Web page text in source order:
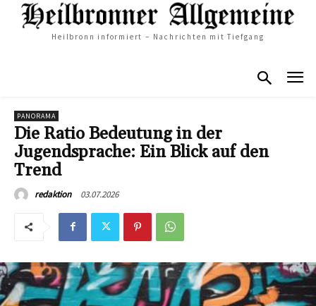
Heilbronn informiert – Nachrichten mit Tiefgang
PANORAMA
Die Ratio Bedeutung in der
Jugendsprache: Ein Blick auf den
Trend
redaktion 03.07.2026